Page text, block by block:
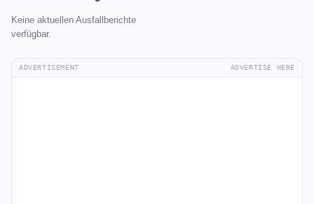
Keine aktuellen Ausfallberichte
verfügbar.
ADVERTISEMENT ADVERTISE HERE